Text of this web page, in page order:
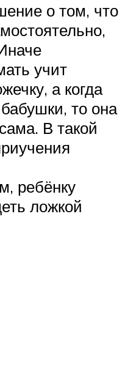
о том, что
учит
а когда
то она
В такой
ребёнку
ложкой